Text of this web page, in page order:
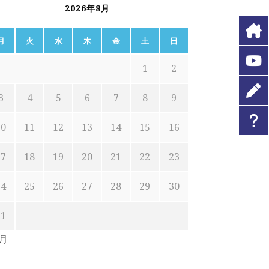
2026年8月
火 水 木 金 土 日
1 2
4 5 6 7 8 9
11 12 13 14 15 16
18 19 20 21 22 23
25 26 27 28 29 30